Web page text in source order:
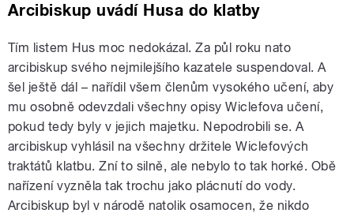
Arcibiskup uvádí Husa do klatby
Tím listem Hus moc nedokázal. Za půl roku nato
arcibiskup svého nejmilejšího kazatele suspendoval. A
šel ještě dál – nařídil všem členům vysokého učení, aby
mu osobně odevzdali všechny opisy Wiclefova učení,
pokud tedy byly v jejich majetku. Nepodrobili se. A
arcibiskup vyhlásil na všechny držitele Wiclefových
traktátů klatbu. Zní to silně, ale nebylo to tak horké. Obě
nařízení vyzněla tak trochu jako plácnutí do vody.
Arcibiskup byl v národě natolik osamocen, že nikdo